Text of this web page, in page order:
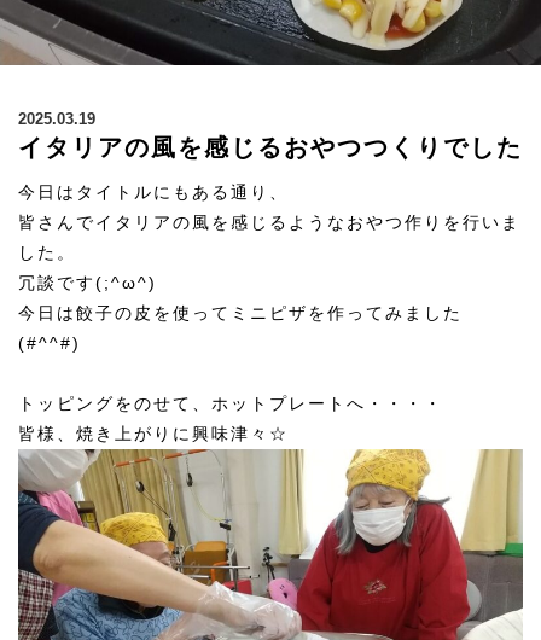
2025.03.19
イタリアの風を感じるおやつつくりでした
今日はタイトルにもある通り、
皆さんでイタリアの風を感じるようなおやつ作りを行いま
した。
冗談です(;^ω^)
今日は餃子の皮を使ってミニピザを作ってみました
(#^^#)
トッピングをのせて、ホットプレートへ・・・・
皆様、焼き上がりに興味津々☆